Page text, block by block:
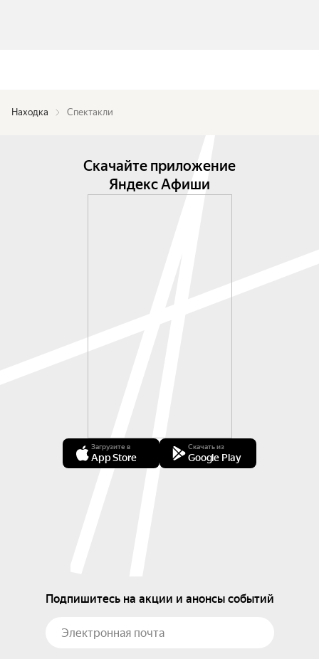
Находка Спектакли
Скачайте приложение
Яндекс Афиши
Загрузите в
App Store
Скачать из
Google Play
Подпишитесь на акции и анонсы событий